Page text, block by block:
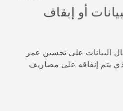
أو إبقاف
البيانات على تحسين عمر
يتم إنفاقه على مصاريف